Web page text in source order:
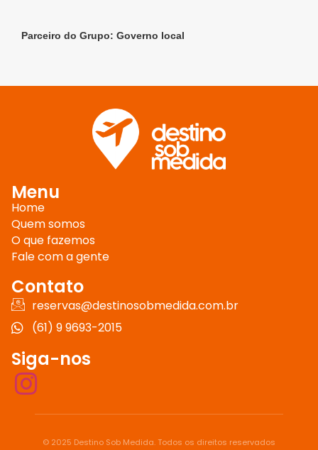
Parceiro do Grupo: Governo local
Menu
Home
Quem somos
O que fazemos
Fale com a gente
Contato
reservas@destinosobmedida.com.br
(61) 9 9693-2015
Siga-nos
© 2025 Destino Sob Medida. Todos os direitos reservados